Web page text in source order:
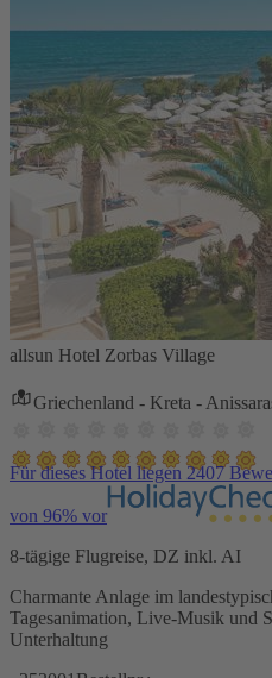
allsun Hotel Zorbas Village
Griechenland - Kreta -
Für dieses Hotel liegen 2407
von 96% vor
8-tägige Flugreise, DZ inkl. AI
Charmante Anlage im
Tagesanimation, Live-Musik und
Unterhaltung